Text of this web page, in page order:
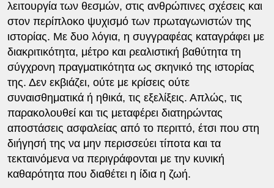
λειτουργία των θεσμών, στις ανθρώπινες σχέσεις και
στον περίπλοκο ψυχισμό των πρωταγωνιστών της
ιστορίας. Με δυο λόγια, η συγγραφέας καταγράφει με
διακριτικότητα, μέτρο και ρεαλιστική βαθύτητα τη
σύγχρονη πραγματικότητα ως σκηνικό της ιστορίας
της. Δεν εκβιάζει, ούτε με κρίσεις ούτε
συναισθηματικά ή ηθικά, τις εξελίξεις. Απλώς, τις
παρακολουθεί και τις μεταφέρει διατηρώντας
αποστάσεις ασφαλείας από το περιττό, έτσι που στη
διήγησή της να μην περισσεύει τίποτα και τα
τεκταινόμενα να περιγράφονται με την κυνική
καθαρότητα που διαθέτει η ίδια η ζωή.